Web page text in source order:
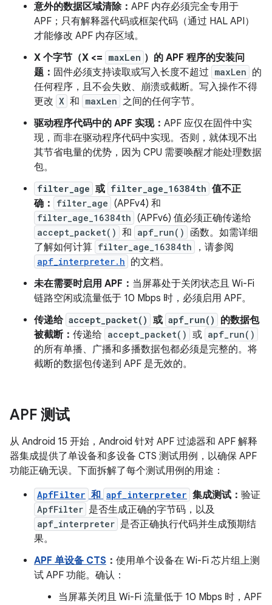
意外的数据区域清除： APF 内存必须完全专用于
APF；只有解释器代码或框架代码（通过 HAL API）
才能修改 APF 内存区域。
X 个字节（X <= maxLen ）的 APF 程序的安装问
题： 固件必须支持读取或写入长度不超过 maxLen 的
任何程序，且不会失败、崩溃或截断。写入操作不得
更改 X 和 maxLen 之间的任何字节。
驱动程序代码中的 APF 实现： APF 应仅在固件中实
现，而非在驱动程序代码中实现。否则，就体现不出
其节省电量的优势，因为 CPU 需要唤醒才能处理数据
包。
filter_age 或 filter_age_16384th 值不正
确：
filter_age (APFv4) 和
filter_age_16384th (APFv6) 值必须正确传递给
accept_packet() 和 apf_run()
函数。如需详细
了解如何计算 filter_age_16384th ，请参阅
apf_interpreter.h 的文档。
未在需要时启用 APF： 当屏幕处于关闭状态且 Wi-Fi
链路空闲或流量低于 10 Mbps 时，必须启用 APF。
传递给 accept_packet() 或 apf_run()
的数据包
被截断： 传递给 accept_packet() 或 apf_run()
的所有单播、广播和多播数据包都必须是完整的。将
截断的数据包传递到 APF 是无效的。
APF 测试
从 Android 15 开始，Android 针对 APF 过滤器和 APF 解释
器集成提供了单设备和多设备 CTS 测试用例，以确保 APF
功能正确无误。下面拆解了每个测试用例的用途：
ApfFilter 和 apf_interpreter 集成测试： 验证
ApfFilter 是否生成正确的字节码，以及
apf_interpreter 是否正确执行代码并生成预期结
果。
APF 单设备 CTS ： 使用单个设备在 Wi-Fi 芯片组上测
试 APF 功能。确认：
当屏幕关闭且 Wi-Fi 流量低于 10 Mbps 时，APF